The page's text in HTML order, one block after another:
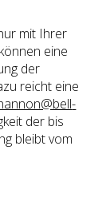
mit Ihrer
eine
der
reicht eine
-
der bis
bleibt vom